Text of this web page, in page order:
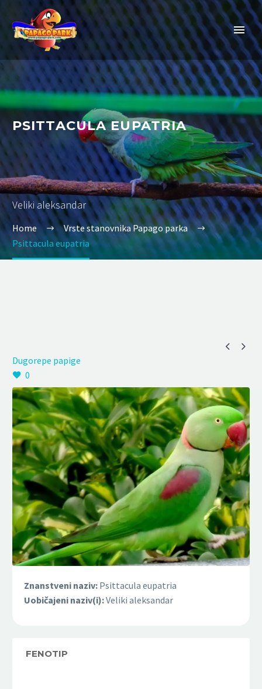
PSITTACULA EUPATRIA
Veliki aleksandar
Home
Vrste stanovnika Papago parka
Psittacula eupatria
 
Dugorepe papige
0
Znanstveni naziv: Psittacula eupatria
Uobičajeni naziv(i):Veliki aleksandar
FENOTIP